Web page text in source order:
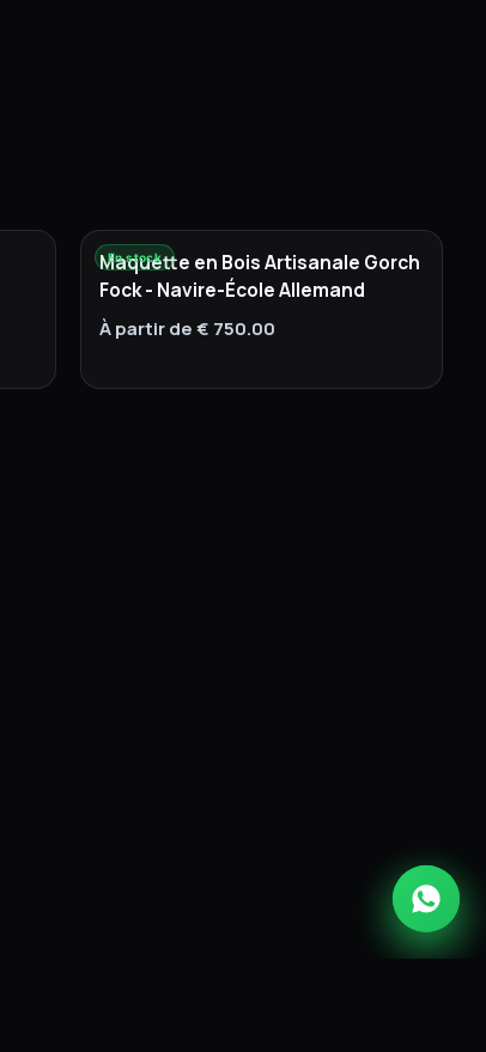
En stock
Maquette en Bois Artisanale Gorch
Fock - Navire-École Allemand
À partir de € 750.00